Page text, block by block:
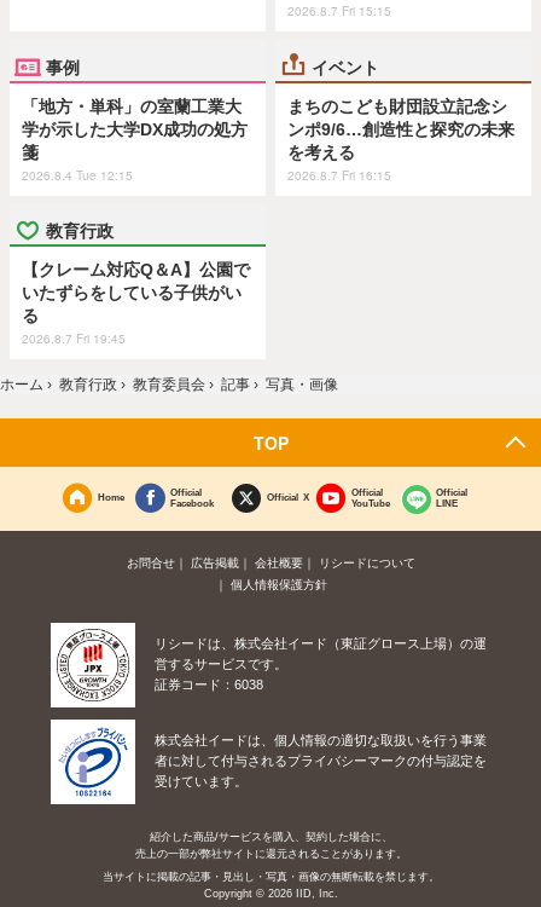
2026.8.7 Fri 15:15
事例
「地方・単科」の室蘭工業大
学が示した大学DX成功の処方
箋
2026.8.4 Tue 12:15
イベント
まちのこども財団設立記念シ
ンポ9/6…創造性と探究の未来
を考える
2026.8.7 Fri 16:15
教育行政
【クレーム対応Q＆A】公園で
いたずらをしている子供がい
る
2026.8.7 Fri 19:45
ホーム › 教育行政 › 教育委員会 › 記事 › 写真・画像
TOP
Home
Official
Facebook
Official X
Official
YouTube
Official
LINE
お問合せ 広告掲載 会社概要
リシードについて
個人情報保護方針
リシードは、株式会社イード（東証グロース上場）の運
営するサービスです。
証券コード：6038
株式会社イードは、個人情報の適切な取扱いを行う事業
者に対して付与されるプライバシーマークの付与認定を
受けています。
紹介した商品/サービスを購入、契約した場合に、
売上の一部が弊社サイトに還元されることがあります。
当サイトに掲載の記事・見出し・写真・画像の無断転載を禁じます。
Copyright © 2026 IID, Inc.